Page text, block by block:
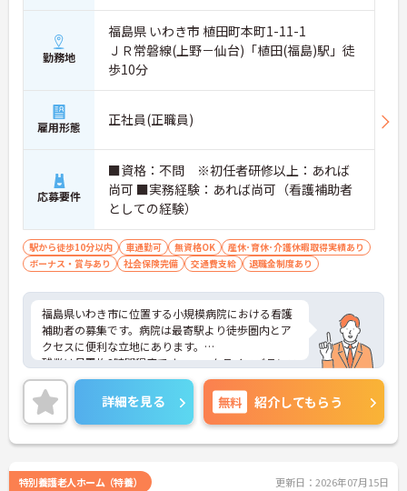
【ライフステージに合わせて長期的に働き続けられ
る環境です】
・残業が月平均10時間程度と少ないため、家庭やプ
ライベートと両立しやすい職場です
・定年が65歳で最大85歳までの再雇用制度が設けら
れていることで、将来を見据えて長くご活躍いただ
けます
整っています】
・就業前後のキャリアアップ制度が完備されている
ため、継続的なスキルアップが可能です
定した基盤のもとで、着実にキャリアを積むことが
できます
勤務地
福島県 いわき市 植田町本町1-11-1
ＪＲ常磐線(上野－仙台)「植田(福島)駅」徒
歩10分
雇用形態 正社員(正職員)
応募要件
■資格：不問 ※初任者研修以上：あれば
尚可 ■実務経験：あれば尚可（看護補助者
としての経験）
駅から徒歩10分以内 車通勤可 無資格OK
産休･育休･介護休暇取得実績あり
ボーナス・賞与あり
社会保険完備 交通費支給 退職金制度あり
福島県いわき市に位置する小規模病院における看護
補助者の募集です。病院は最寄駅より徒歩圏内とア
クセスに便利な立地にあります。
残業は月平均3時間程度です。ワークライフバランス
を保ちながらご勤務いただけます。また、育児休業
や介護休業の取得実績があり、ライフステージが変
化しても働ける職場環境です。
ご興味のある方には、面接対策ポイントなど、さら
に詳細をご案内しますのでお気軽にご相談くださ
詳細を見る 無料 紹介してもらう
特別養護老人ホーム（特養） 更新日：2026年07月15日